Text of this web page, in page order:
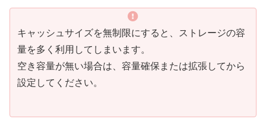
キャッシュサイズを無制限にすると、ストレージの容
量を多く利用してしまいます。
空き容量が無い場合は、容量確保または拡張してから
設定してください。